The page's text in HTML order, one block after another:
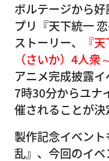
ボルテージから
プリ『天下統一
ストーリー、
『
（さいか）4人衆
アニメ完成披露
7時30分からユナ
催されることが決
製作記念イベン
乱』、今回のイベ